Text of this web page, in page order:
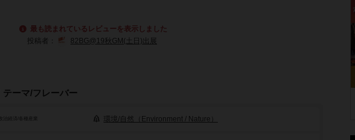
最も読まれているレビューを表示しました
投稿者：
82BG@19秋GM(土日)出展
テーマ/フレーバー
政治経済/各種産業 環境/自然（Environment / Nature）